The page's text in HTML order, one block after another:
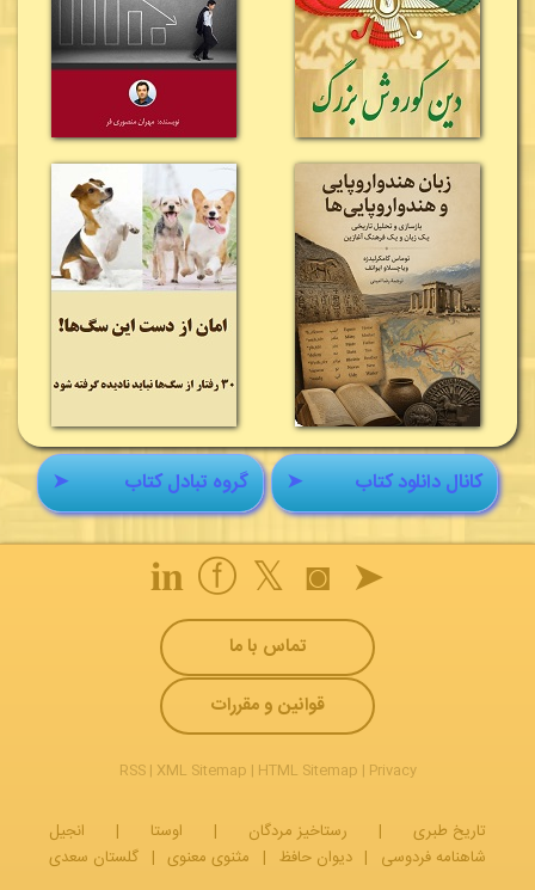
➤ گروه تبادل کتاب ➤ کانال دانلود کتاب
➤
◙
𝕏
ⓕ
𝐢𝐧
تماس با ما
قوانین و مقررات
RSS| XML Sitemap | HTML Sitemap | Privacy
تاریخ طبری | رستاخیز مردگان | اوستا |
انجیل
شاهنامه فردوسی | دیوان حافظ | مثنوی معنوی | گلستان سعدی